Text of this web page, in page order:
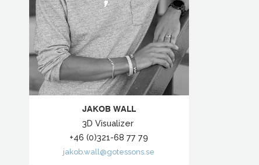
JAKOB WALL
3D Visualizer
+46 (0)321-68 77 79
jakob.wall@gotessons.se